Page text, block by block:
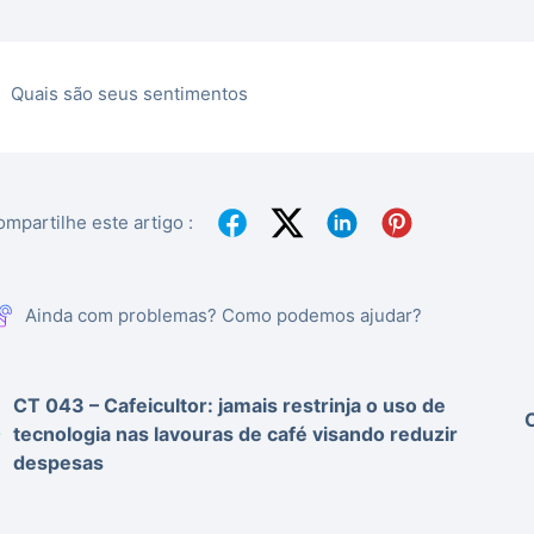
Quais são seus sentimentos
este artigo :
Ainda com problemas? Como podemos ajudar?
CT 043 – Cafeicultor: jamais restrinja o uso de
tecnologia nas lavouras de café visando reduzir
despesas